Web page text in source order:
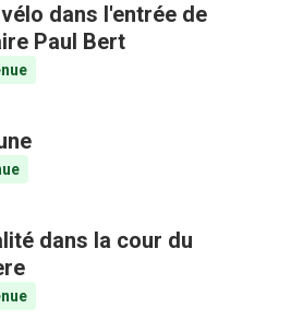
dans l'entrée de
Paul Bert
dans la cour du